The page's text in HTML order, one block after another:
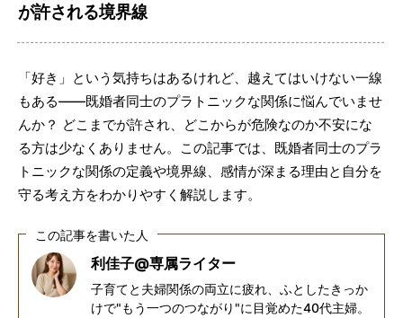
が許される境界線
「好き」という気持ちはあるけれど、越えてはいけない一線
もある——既婚者同士のプラトニックな関係に悩んでいませ
んか？ どこまでが許され、どこからが危険なのか不安にな
る方は少なくありません。この記事では、既婚者同士のプラ
トニックな関係の定義や境界線、感情が深まる理由と自分を
守る考え方をわかりやすく解説します。
この記事を書いた人
利佳子@専属ライター
子育てと夫婦関係の両立に疲れ、ふとしたきっか
けで"もう一つのつながり"に目覚めた40代主婦。